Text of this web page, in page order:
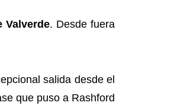
Valverde. Desde fuera
salida desde el
que puso a Rashford